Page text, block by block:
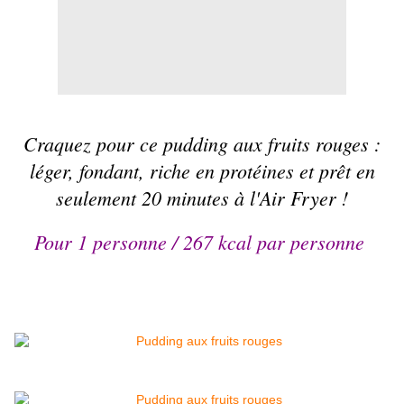
Craquez pour ce pudding aux fruits rouges :
léger, fondant, riche en protéines et prêt en
seulement 20 minutes à l'Air Fryer !
Pour 1 personne / 267 kcal par personne